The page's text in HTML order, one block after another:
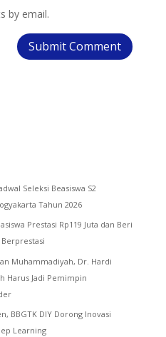
by email.
Seleksi Beasiswa S2
Tahun 2026
Prestasi Rp119 Juta dan Beri
Muhammadiyah, Dr. Hardi
Harus Jadi Pemimpin
BBGTK DIY Dorong Inovasi
Learning